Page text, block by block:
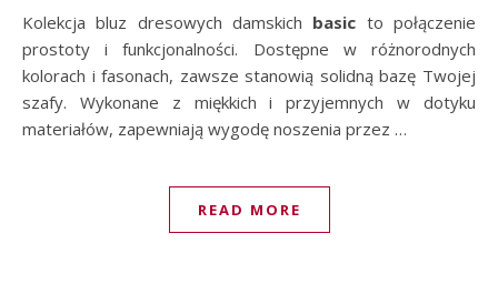
Kolekcja bluz dresowych damskich basic to połączenie
prostoty i funkcjonalności. Dostępne w różnorodnych
kolorach i fasonach, zawsze stanowią solidną bazę Twojej
szafy. Wykonane z miękkich i przyjemnych w dotyku
materiałów, zapewniają wygodę noszenia przez …
READ MORE